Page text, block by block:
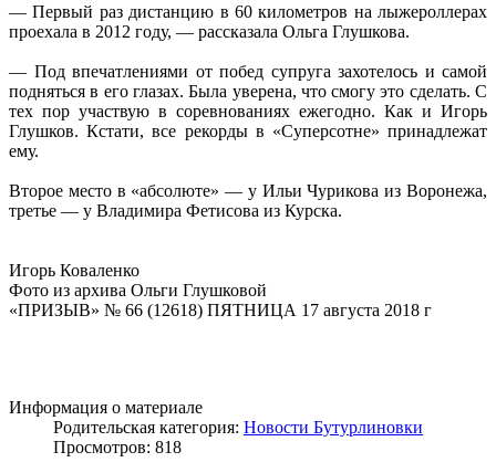
— Первый раз дистанцию в 60 километров на лыжероллерах
проехала в 2012 году, — рассказала Ольга Глушкова.
— Под впечатлениями от побед супруга захотелось и самой
подняться в его глазах. Была уверена, что смогу это сделать. С
тех пор участвую в соревнованиях ежегодно. Как и Игорь
Глушков. Кстати, все рекорды в «Суперсотне» принадлежат
ему.
Второе место в «абсолюте» — у Ильи Чурикова из Воронежа,
третье — у Владимира Фетисова из Курска.
Игорь Коваленко
Фото из архива Ольги Глушковой
«ПРИЗЫВ» № 66 (12618) ПЯТНИЦА 17 августа 2018 г
Информация о материале
Родительская категория: Новости Бутурлиновки
Просмотров: 818